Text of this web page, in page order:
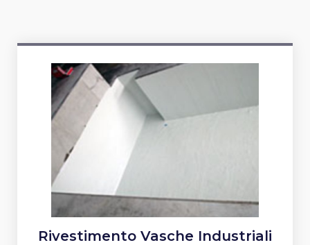
Rivestimento Vasche Industriali